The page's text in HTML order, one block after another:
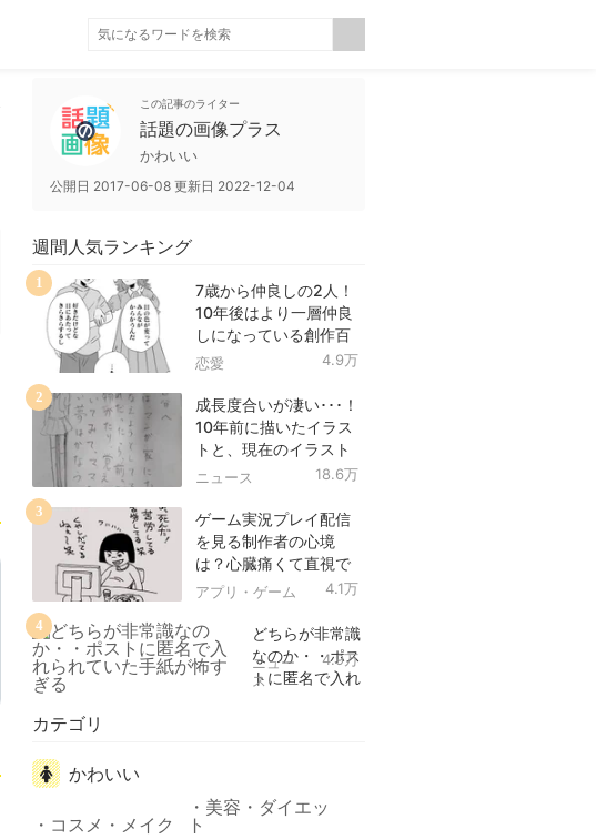
この記事のライター
話題の画像プラス
かわいい
公開日 2017-06-08 更新日 2022-12-04
週間人気ランキング
7歳から仲良しの2人！
10年後はより一層仲良
しになっている創作百
合！
恋愛 4.9万
1
成長度合いが凄い･･･！
10年前に描いたイラス
トと、現在のイラスト
を投稿したツイートが
ニュース 18.6万
2
ゲーム実況プレイ配信
を見る制作者の心境
は？心臓痛くて直視で
きなかった！
アプリ・ゲーム 4.1万
3
どちらが非常識
なのか・・ポス
トに匿名で入れ
ニュー
ス
4.9万
4
カテゴリ
かわいい
コスメ・メイク
美容・ダイエッ
ト